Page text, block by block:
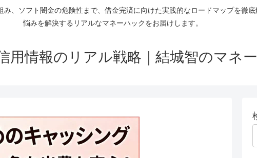
、ソフト闇金の危険性まで、借金完済に向けた実践的なロードマップを徹
悩みを解決するリアルなマネーハックをお届けします。
用情報のリアル戦略｜結城智のマネ